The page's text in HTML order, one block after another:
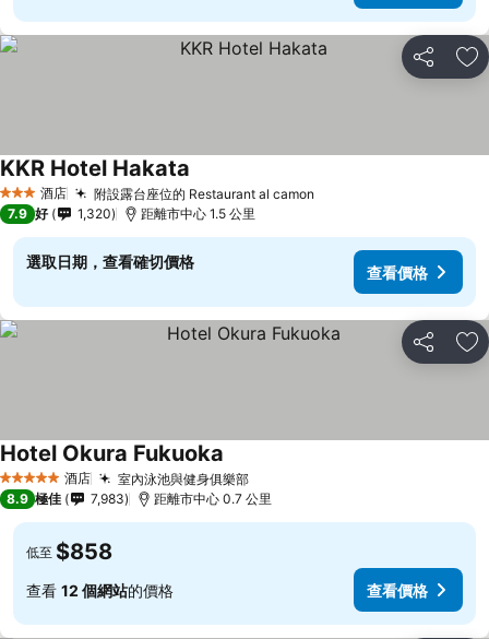
分享 放
3 星級 酒店 附設露台座位的 Restaurant al camon
KKR Hotel Hakata
7.9 好 1,320 距離市中心 1.5 公里
選取日期，查看確切價格
查看價格
分享 放
5 星級 酒店 室內泳池與健身俱樂部
Hotel Okura Fukuoka
8.9 極佳 7,983 距離市中心 0.7 公里
低至 $858
查看 12 個網站的價格 查看價格